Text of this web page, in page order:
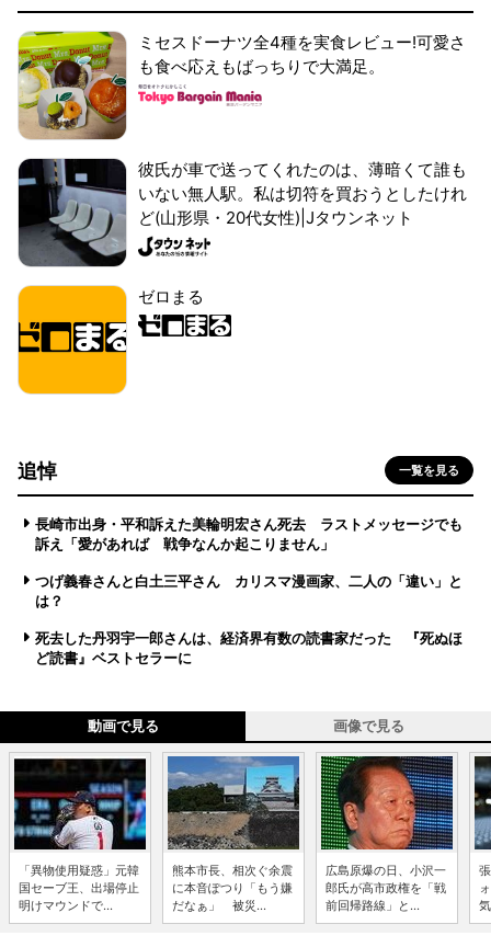
ミセスドーナツ全4種を実食レビュー!可愛さ
も食べ応えもばっちりで大満足。
彼氏が車で送ってくれたのは、薄暗くて誰も
いない無人駅。私は切符を買おうとしたけれ
ど(山形県・20代女性)|Jタウンネット
ゼロまる
追悼 一覧を見る
長崎市出身・平和訴えた美輪明宏さん死去 ラストメッセージでも
訴え「愛があれば 戦争なんか起こりません」
つげ義春さんと白土三平さん カリスマ漫画家、二人の「違い」と
は？
死去した丹羽宇一郎さんは、経済界有数の読書家だった 『死ぬほ
ど読書』ベストセラーに
動画で見る 画像で見る
「異物使用疑惑」元韓
国セーブ王、出場停止
明けマウンドで...
熊本市長、相次ぐ余震
に本音ぽつり「もう嫌
だなぁ」 被災...
広島原爆の日、小沢一
郎氏が高市政権を「戦
前回帰路線」と...